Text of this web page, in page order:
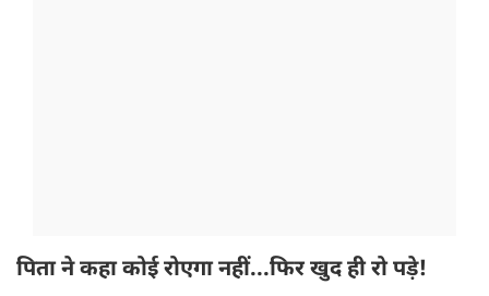
पिता ने कहा कोई रोएगा नहीं...फिर खुद ही रो पड़े!